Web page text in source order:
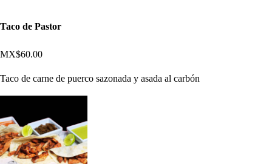
Taco de Pastor
MX$60.00
Taco de carne de puerco sazonada y asada al carbón